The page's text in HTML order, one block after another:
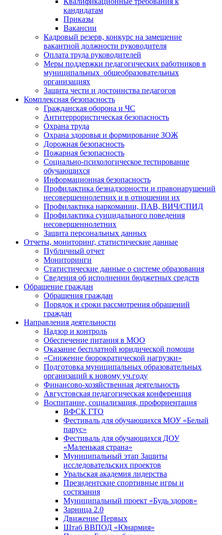
кандидатам
Приказы
Вакансии
Кадровый резерв, конкурс на замещение
вакантной должности руководителя
Оплата труда руководителей
Меры поддержки педагогических работников в
муниципальных общеобразовательных
организациях
Защита чести и достоинства педагогов
Комплексная безопасность
Гражданская оборона и ЧС
Антитеррористическая безопасность
Охрана труда
Охрана здоровья и формирование ЗОЖ
Дорожная безопасность
Пожарная безопасность
Социально-психологическое тестирование
обучающихся
Информационная безопасность
Профилактика безнадзорности и правонарушений
несовершеннолетних и в отношении их
Профилактика наркомании, ПАВ, ВИЧ/СПИД
Профилактика суицидального поведения
несовершеннолетних
Защита персональных данных
Отчеты, мониторинг, статистические данные
Публичный отчет
Мониторинги
Статистические данные о системе образования
Сведения об исполнении бюджетных средств
Обращение граждан
Обращения граждан
Порядок и сроки рассмотрения обращений
граждан
Направления деятельности
Надзор и контроль
Обеспечение питания в МОО
Оказание бесплатной юридической помощи
«Снижение бюрократической нагрузки»
Подготовка муниципальных образовательных
организаций к новому уч.году
Финансово-хозяйственная деятельность
Августовская педагогическая конференция
Воспитание, социализация, профориентация
ВФСК ГТО
Фестиваль для обучающихся МОУ «Белый
парус»
Фестиваль для обучающихся ДОУ
«Маленькая страна»
Муниципальный этап Защиты
исследовательских проектов
Уральская академия лидерства
Президентские спортивные игры и
состязания
Муниципальный проект «Будь здоров»
Зарница 2.0
Движение Первых
Штаб ВВПОД «Юнармия»